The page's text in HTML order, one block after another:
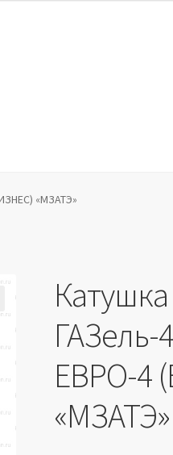
Производители
«МЗАТЭ»
ГАЗель-
ЕВРО-4
«МЗАТЭ»